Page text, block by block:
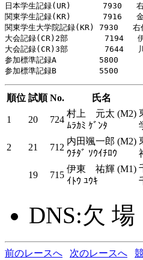
日本学生記録(UR)     　7930
関東学生記録(KR)    　 7916
関東学生大学院記録(KR) 7930
大会記録(CR)2部     　 7194
大会記録(CR)3部      　7644
参加標準記録A    　　　5800
順位 試順 No. 氏名
1 20 724
村上 元太 (M2)
ﾑﾗｶﾐ ｹﾞﾝﾀ
2 21 712
内田颯一郎 (M2)
ｳﾁﾀﾞ ｿｳｲﾁﾛｳ
19 715
伊東 祐輝 (M1)
ｲﾄｳ ﾕｳｷ
DNS:欠 場
前のレースへ 次のレースへ